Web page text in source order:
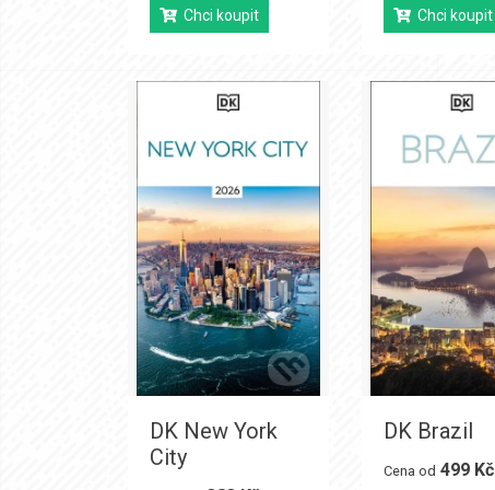
Chci koupit Chci koupit
DK New York
City
DK Brazil
Cena od 499 Kč